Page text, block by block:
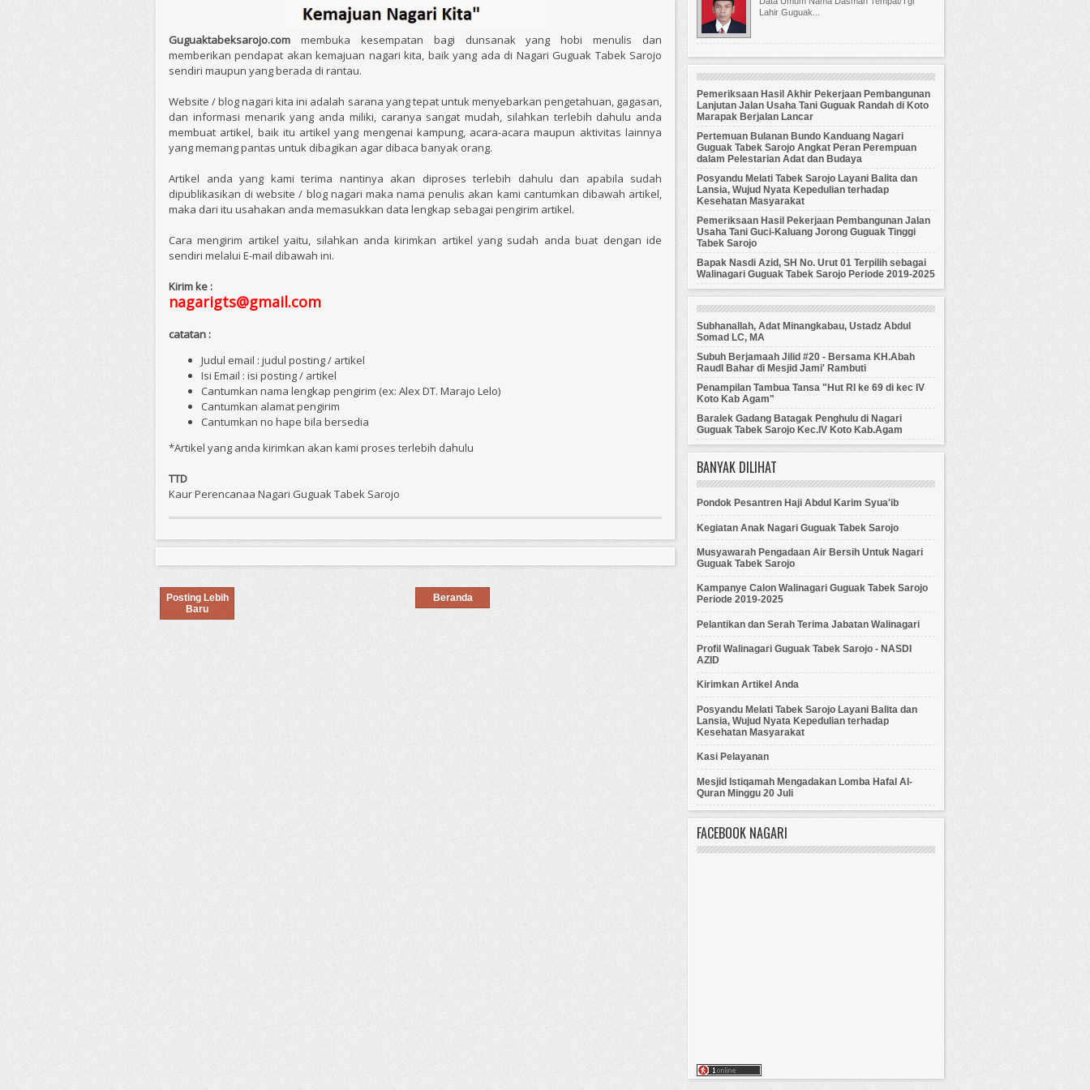
Guguaktabeksarojo.com membuka kesempatan bagi dunsanak yang hobi menulis dan
memberikan pendapat akan kemajuan nagari kita, baik yang ada di Nagari Guguak Tabek Sarojo
sendiri maupun yang berada di rantau.
Website / blog nagari kita ini adalah sarana yang tepat untuk menyebarkan pengetahuan, gagasan,
dan informasi menarik yang anda miliki, caranya sangat mudah, silahkan terlebih dahulu anda
membuat artikel, baik itu artikel yang mengenai kampung, acara-acara maupun aktivitas lainnya
yang memang pantas untuk dibagikan agar dibaca banyak orang.
Artikel anda yang kami terima nantinya akan diproses terlebih dahulu dan apabila sudah
dipublikasikan di website / blog nagari maka nama penulis akan kami cantumkan dibawah artikel,
maka dari itu usahakan anda memasukkan data lengkap sebagai pengirim artikel.
Cara mengirim artikel yaitu, silahkan anda kirimkan artikel yang sudah anda buat dengan ide
sendiri melalui E-mail dibawah ini.
Kirim ke :
nagarigts@gmail.com
catatan :
Judul email : judul posting / artikel
Isi Email : isi posting / artikel
Cantumkan nama lengkap pengirim (ex: Alex DT. Marajo Lelo)
Cantumkan alamat pengirim
Cantumkan no hape bila bersedia
*Artikel yang anda kirimkan akan kami proses terlebih dahulu
TTD
Kaur Perencanaa Nagari Guguak Tabek Sarojo
Posting Lebih
Baru
Beranda
Lahir Guguak...
Pemeriksaan Hasil Akhir Pekerjaan Pembangunan
Lanjutan Jalan Usaha Tani Guguak Randah di Koto
Marapak Berjalan Lancar
Pertemuan Bulanan Bundo Kanduang Nagari
Guguak Tabek Sarojo Angkat Peran Perempuan
dalam Pelestarian Adat dan Budaya
Posyandu Melati Tabek Sarojo Layani Balita dan
Lansia, Wujud Nyata Kepedulian terhadap
Kesehatan Masyarakat
Pemeriksaan Hasil Pekerjaan Pembangunan Jalan
Usaha Tani Guci-Kaluang Jorong Guguak Tinggi
Tabek Sarojo
Bapak Nasdi Azid, SH No. Urut 01 Terpilih sebagai
Walinagari Guguak Tabek Sarojo Periode 2019-2025
Subhanallah, Adat Minangkabau, Ustadz Abdul
Somad LC, MA
Subuh Berjamaah Jilid #20 - Bersama KH.Abah
Raudl Bahar di Mesjid Jami' Rambuti
Penampilan Tambua Tansa "Hut RI ke 69 di kec IV
Koto Kab Agam"
Baralek Gadang Batagak Penghulu di Nagari
Guguak Tabek Sarojo Kec.IV Koto Kab.Agam
BANYAK DILIHAT
Pondok Pesantren Haji Abdul Karim Syua'ib
Kegiatan Anak Nagari Guguak Tabek Sarojo
Musyawarah Pengadaan Air Bersih Untuk Nagari
Guguak Tabek Sarojo
Kampanye Calon Walinagari Guguak Tabek Sarojo
Periode 2019-2025
Pelantikan dan Serah Terima Jabatan Walinagari
Profil Walinagari Guguak Tabek Sarojo - NASDI
AZID
Kirimkan Artikel Anda
Posyandu Melati Tabek Sarojo Layani Balita dan
Lansia, Wujud Nyata Kepedulian terhadap
Kesehatan Masyarakat
Kasi Pelayanan
Mesjid Istiqamah Mengadakan Lomba Hafal Al-
Quran Minggu 20 Juli
FACEBOOK NAGARI